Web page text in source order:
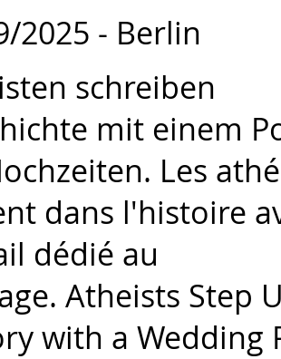
2025 - Berlin
schreiben
mit einem
Les
dans l'histoire
dédié au
Atheists Step
with a Wedding